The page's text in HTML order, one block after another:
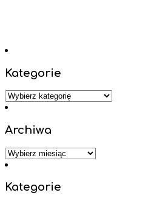
Kategorie
Kategorie
Archiwa
Archiwa
Kategorie